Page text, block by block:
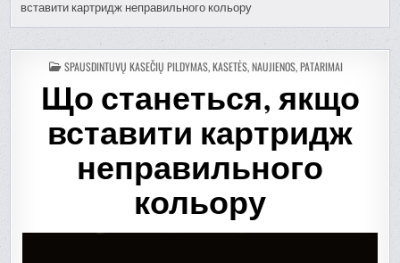
вставити картридж неправильного кольору
ОПУБЛІКОВАНО
SPAUSDINTUVŲ KASEČIŲ PILDYMAS, KASETĖS, NAUJIENOS, PATARIMAI
Що станеться, якщо
вставити картридж
неправильного
кольору